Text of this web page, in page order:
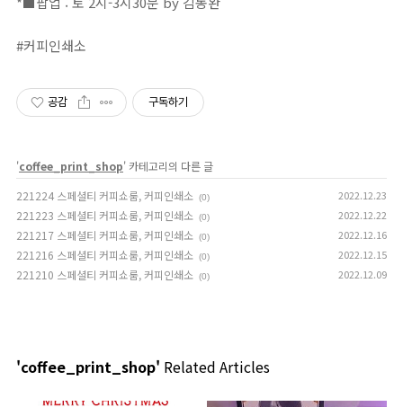
#커피인쇄소
공감 구독하기
'coffee_print_shop' 카테고리의 다른 글
221224 스페셜티 커피쇼룸, 커피인쇄소 (0) 2022.12.23
221223 스페셜티 커피쇼룸, 커피인쇄소 (0) 2022.12.22
221217 스페셜티 커피쇼룸, 커피인쇄소 (0) 2022.12.16
221216 스페셜티 커피쇼룸, 커피인쇄소 (0) 2022.12.15
221210 스페셜티 커피쇼룸, 커피인쇄소 (0) 2022.12.09
'coffee_print_shop' Related Articles